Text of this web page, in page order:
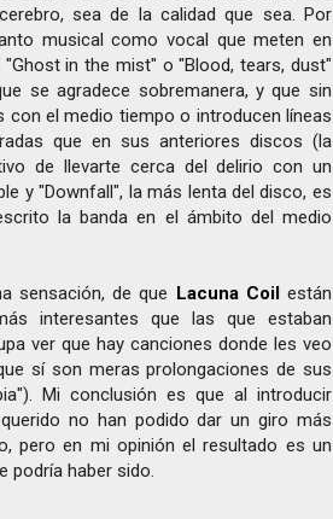
sea de la calidad que sea. Por
musical como vocal que meten en
in the mist" o "Blood, tears, dust"
se agradece sobremanera, y que sin
con el medio tiempo o introducen líneas
que en sus anteriores discos (la
de llevarte cerca del delirio con un
y "Downfall", la más lenta del disco, es
la banda en el ámbito del medio
sensación, de que Lacuna Coilestán
interesantes que las que estaban
ver que hay canciones donde les veo
sí son meras prolongaciones de sus
Mi conclusión es que al introducir
no han podido dar un giro más
pero en mi opinión el resultado es un
podría haber sido.